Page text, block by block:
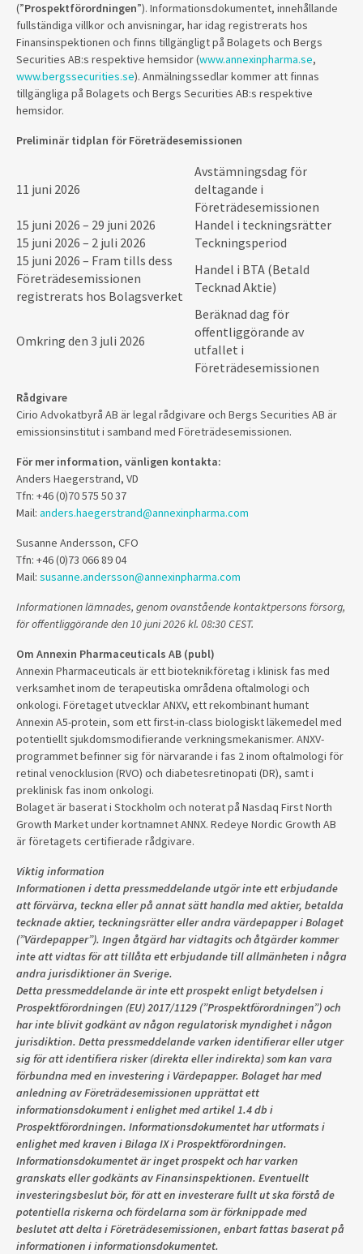
(”Prospektförordningen”). Informationsdokumentet, innehållande
fullständiga villkor och anvisningar, har idag registrerats hos
Finansinspektionen och finns tillgängligt på Bolagets och Bergs
Securities AB:s respektive hemsidor (www.annexinpharma.se,
www.bergssecurities.se). Anmälningssedlar kommer att finnas
tillgängliga på Bolagets och Bergs Securities AB:s respektive
hemsidor.
Preliminär tidplan för Företrädesemissionen
11 juni 2026
Avstämningsdag för
deltagande i
Företrädesemissionen
15 juni 2026 – 29 juni 2026
Handel i teckningsrätter
15 juni 2026 – 2 juli 2026
Teckningsperiod
15 juni 2026 – Fram tills dess
Företrädesemissionen
registrerats hos Bolagsverket
Handel i BTA (Betald
Tecknad Aktie)
Omkring den 3 juli 2026
Beräknad dag för
offentliggörande av
utfallet i
Företrädesemissionen
Rådgivare
Cirio Advokatbyrå AB är legal rådgivare och Bergs Securities AB är
emissionsinstitut i samband med Företrädesemissionen.
För mer information, vänligen kontakta:
Anders Haegerstrand, VD
Tfn: +46 (0)70 575 50 37
Mail: anders.haegerstrand@annexinpharma.com
Susanne Andersson, CFO
Tfn: +46 (0)73 066 89 04
Mail: susanne.andersson@annexinpharma.com
Informationen lämnades, genom ovanstående kontaktpersons försorg,
för offentliggörande den 10 juni 2026 kl. 08:30 CEST.
Om Annexin Pharmaceuticals AB (publ)
Annexin Pharmaceuticals är ett bioteknikföretag i klinisk fas med
verksamhet inom de terapeutiska områdena oftalmologi och
onkologi. Företaget utvecklar ANXV, ett rekombinant humant
Annexin A5-protein, som ett first-in-class biologiskt läkemedel med
potentiellt sjukdomsmodifierande verkningsmekanismer. ANXV-
programmet befinner sig för närvarande i fas 2 inom oftalmologi för
retinal venocklusion (RVO) och diabetesretinopati (DR), samt i
preklinisk fas inom onkologi.
Bolaget är baserat i Stockholm och noterat på Nasdaq First North
Growth Market under kortnamnet ANNX. Redeye Nordic Growth AB
är företagets certifierade rådgivare.
Viktig information
Informationen i detta pressmeddelande utgör inte ett erbjudande
att förvärva, teckna eller på annat sätt handla med aktier, betalda
tecknade aktier, teckningsrätter eller andra värdepapper i Bolaget
(”Värdepapper”). Ingen åtgärd har vidtagits och åtgärder kommer
inte att vidtas för att tillåta ett erbjudande till allmänheten i några
andra jurisdiktioner än Sverige.
Detta pressmeddelande är inte ett prospekt enligt betydelsen i
Prospektförordningen (EU) 2017/1129 (”Prospektförordningen”) och
har inte blivit godkänt av någon regulatorisk myndighet i någon
jurisdiktion. Detta pressmeddelande varken identifierar eller utger
sig för att identifiera risker (direkta eller indirekta) som kan vara
förbundna med en investering i Värdepapper. Bolaget har med
anledning av Företrädesemissionen upprättat ett
informationsdokument i enlighet med artikel 1.4 db i
Prospektförordningen. Informationsdokumentet har utformats i
enlighet med kraven i Bilaga IX i Prospektförordningen.
Informationsdokumentet är inget prospekt och har varken
granskats eller godkänts av Finansinspektionen. Eventuellt
investeringsbeslut bör, för att en investerare fullt ut ska förstå de
potentiella riskerna och fördelarna som är förknippade med
beslutet att delta i Företrädesemissionen, enbart fattas baserat på
informationen i informationsdokumentet.